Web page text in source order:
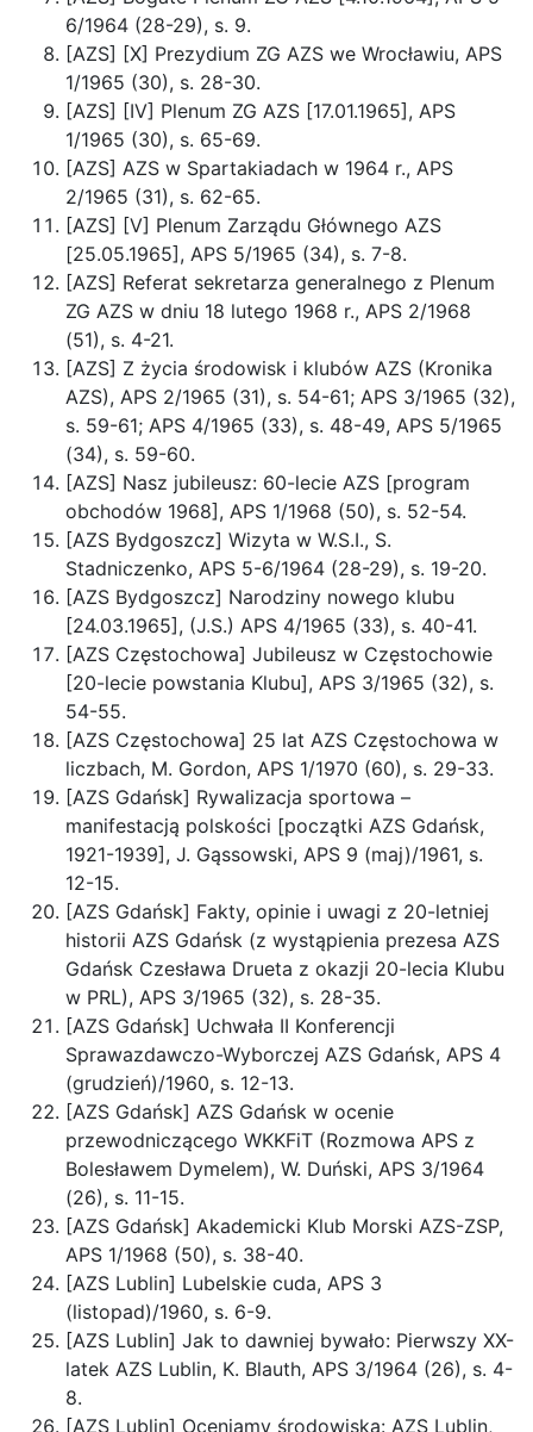
6/1964 (28-29), s. 9.
[AZS] [X] Prezydium ZG AZS we Wrocławiu, APS
1/1965 (30), s. 28-30.
[AZS] [IV] Plenum ZG AZS [17.01.1965], APS
1/1965 (30), s. 65-69.
[AZS] AZS w Spartakiadach w 1964 r., APS
2/1965 (31), s. 62-65.
[AZS] [V] Plenum Zarządu Głównego AZS
[25.05.1965], APS 5/1965 (34), s. 7-8.
[AZS] Referat sekretarza generalnego z Plenum
ZG AZS w dniu 18 lutego 1968 r., APS 2/1968
(51), s. 4-21.
[AZS] Z życia środowisk i klubów AZS (Kronika
AZS), APS 2/1965 (31), s. 54-61; APS 3/1965 (32),
s. 59-61; APS 4/1965 (33), s. 48-49, APS 5/1965
(34), s. 59-60.
[AZS] Nasz jubileusz: 60-lecie AZS [program
obchodów 1968], APS 1/1968 (50), s. 52-54.
[AZS Bydgoszcz] Wizyta w W.S.I., S.
Stadniczenko, APS 5-6/1964 (28-29), s. 19-20.
[AZS Bydgoszcz] Narodziny nowego klubu
[24.03.1965], (J.S.) APS 4/1965 (33), s. 40-41.
[AZS Częstochowa] Jubileusz w Częstochowie
[20-lecie powstania Klubu], APS 3/1965 (32), s.
54-55.
[AZS Częstochowa] 25 lat AZS Częstochowa w
liczbach, M. Gordon, APS 1/1970 (60), s. 29-33.
[AZS Gdańsk] Rywalizacja sportowa –
manifestacją polskości [początki AZS Gdańsk,
1921-1939], J. Gąssowski, APS 9 (maj)/1961, s.
12-15.
[AZS Gdańsk] Fakty, opinie i uwagi z 20-letniej
historii AZS Gdańsk (z wystąpienia prezesa AZS
Gdańsk Czesława Drueta z okazji 20-lecia Klubu
w PRL), APS 3/1965 (32), s. 28-35.
[AZS Gdańsk] Uchwała II Konferencji
Sprawazdawczo-Wyborczej AZS Gdańsk, APS 4
(grudzień)/1960, s. 12-13.
[AZS Gdańsk] AZS Gdańsk w ocenie
przewodniczącego WKKFiT (Rozmowa APS z
Bolesławem Dymelem), W. Duński, APS 3/1964
(26), s. 11-15.
[AZS Gdańsk] Akademicki Klub Morski AZS-ZSP,
APS 1/1968 (50), s. 38-40.
[AZS Lublin] Lubelskie cuda, APS 3
(listopad)/1960, s. 6-9.
[AZS Lublin] Jak to dawniej bywało: Pierwszy XX-
latek AZS Lublin, K. Blauth, APS 3/1964 (26), s. 4-
8.
[AZS Lublin] Oceniamy środowiska: AZS Lublin,